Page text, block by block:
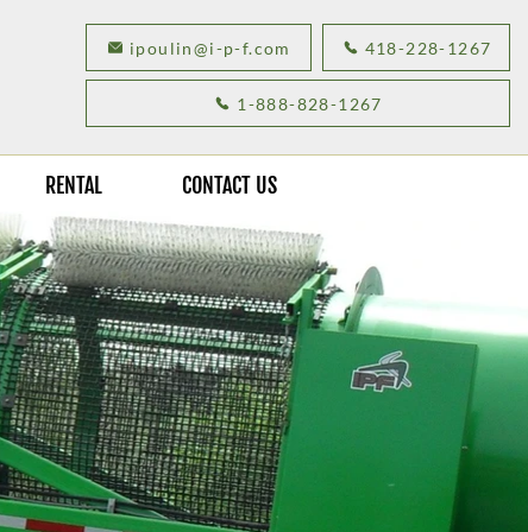
ipoulin@i-p-f.com 418-228-1267
1-888-828-1267
RENTAL CONTACT US